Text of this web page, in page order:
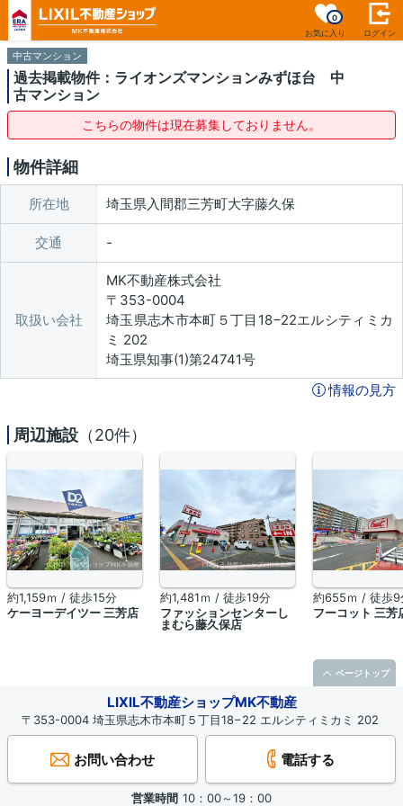
お気に入り
0
ログイン
中古マンション
過去掲載物件：ライオンズマンションみずほ台 中
古マンション
こちらの物件は現在募集しておりません。
物件詳細
所在地 埼玉県入間郡三芳町大字藤久保
交通
取扱い会社
MK不動産株式会社
〒353-0004
埼玉県志木市本町５丁目18−22エルシティミカ
ミ 202
埼玉県知事(1)第24741号
情報の見方
周辺施設 （20件）
約1,159ｍ / 徒歩15分
ケーヨーデイツー 三芳店
約1,481ｍ / 徒歩19分
ファッションセンターし
まむら藤久保店
約655ｍ / 徒歩9
フーコット 三芳
LIXIL不動産ショップMK不動産
〒353-0004 埼玉県志木市本町５丁目18−22 エルシティミカミ 202
お問い合わせ 電話する
営業時間 10：00～19：00
ページトップ